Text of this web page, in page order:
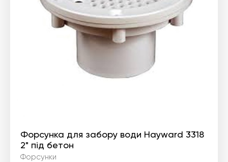
Форсунка для забору води Hayward 3318
2" під бетон
Форсунки